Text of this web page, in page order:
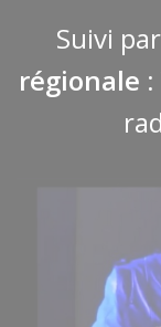
Suivi
régionale :